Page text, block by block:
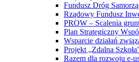
Fundusz Dróg
Rządowy Fundusz
PROW – Scalenia
Plan Strategiczny
Wsparcie działań
Projekt „Zdalna
Razem dla rozwoju e-